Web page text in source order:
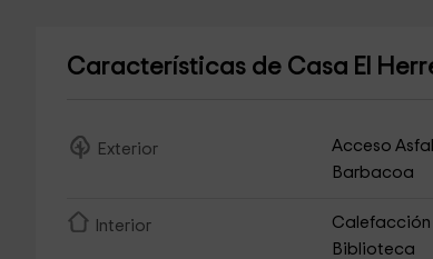
Características de Casa El
Exterior Acceso
Barbacoa
Interior Calefacción
Biblioteca